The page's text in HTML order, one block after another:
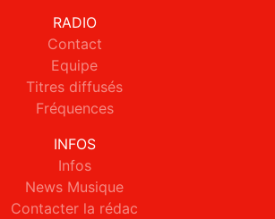
RADIO
Contact
Equipe
Titres diffusés
Fréquences
INFOS
Infos
News Musique
Contacter la rédac